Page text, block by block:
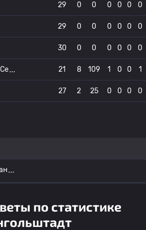
29 0 0 0 0 0 0
29 0 0 0 0 0 0
30 0 0 0 0 0 0
21 8 109 1 0 0 1
27 2 25 0 0 0 0
по статистике